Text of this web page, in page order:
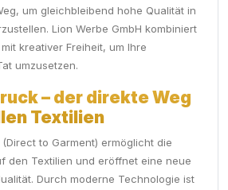
um gleichbleibend hohe Qualität in
Lion Werbe GmbH kombiniert
kreativer Freiheit, um Ihre
umzusetzen.
– der direkte Weg
Textilien
to Garment) ermöglicht die
den Textilien und eröffnet eine neue
Durch moderne Technologie ist